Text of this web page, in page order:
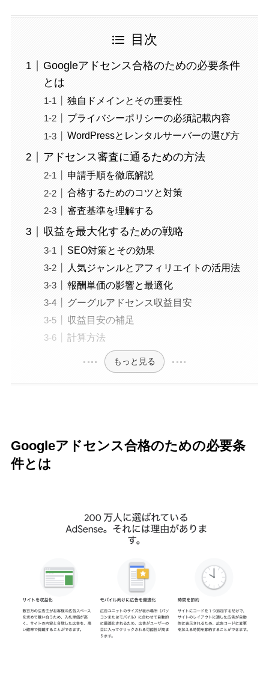
目次
Googleアドセンス合格のための必要条件
とは
独自ドメインとその重要性
プライバシーポリシーの必須記載内容
WordPressとレンタルサーバーの選び方
アドセンス審査に通るための方法
申請手順を徹底解説
合格するためのコツと対策
審査基準を理解する
収益を最大化するための戦略
SEO対策とその効果
人気ジャンルとアフィリエイトの活用法
報酬単価の影響と最適化
グーグルアドセンス収益目安
収益目安の補足
計算方法
もっと見る
Googleアドセンス合格のための必要条
件とは